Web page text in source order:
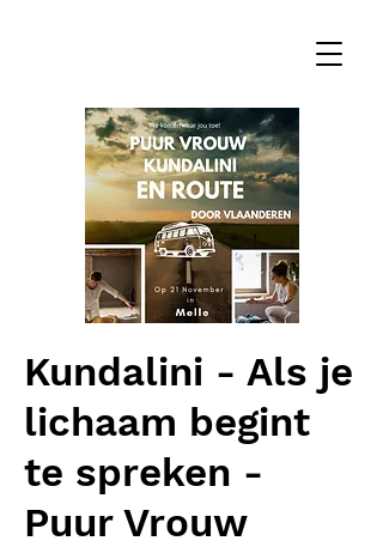
Kundalini - Als je
lichaam begint
te spreken -
Puur Vrouw